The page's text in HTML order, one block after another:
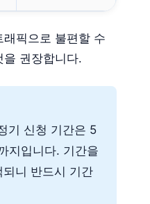
픽으로 불편할 수
권장합니다.
기 신청 기간은 5
지입니다. 기간을
니 반드시 기간